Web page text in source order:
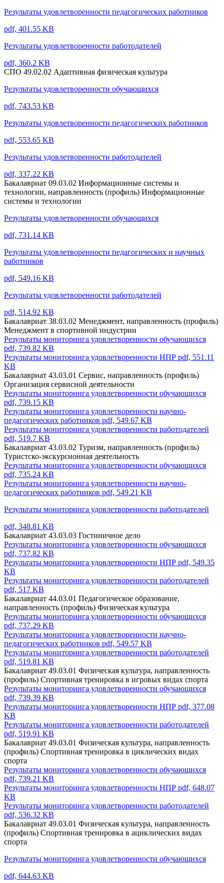
Результаты удовлетворенности педагогических работников
pdf, 401.55 KB
Результаты удовлетворенности работодателей
pdf, 360.2 KB
СПО 49.02.02 Адаптивная физическая культура
Результаты удовлетворенности обучающихся
pdf, 743.53 KB
Результаты удовлетворенности педагогических работников
pdf, 553.65 KB
Результаты удовлетворенности работодателей
pdf, 337.22 KB
Бакалавриат 09.03.02 Информационные системы и
технологии, направленность (профиль) Информационные
системы и технологии
Результаты удовлетворенности обучающихся
pdf, 731.14 KB
Результаты удовлетворенности педагогических и научных
работников
pdf, 549.16 KB
Результаты удовлетворенности работодателей
pdf, 514.92 KB
Бакалавриат 38.03.02 Менеджмент, направленность (профиль)
Менеджмент в спортивной индустрии
Результаты мониторинга удовлетворенности обучающихся
pdf, 739.82 KB
Результаты мониторинга удовлетворенности НПР pdf, 551.11
KB
Бакалавриат 43.03.01 Сервис, направленность (профиль)
Организация сервисной деятельности
Результаты мониторинга удовлетворенности обучающихся
pdf, 739.15 KB
Результаты мониторинга удовлетворенности научно-
педагогических работников pdf, 549.67 KB
Результаты мониторинга удовлетворенности работодателей
pdf, 519.7 KB
Бакалавриат 43.03.02 Туризм, направленность (профиль)
Туристско-экскурсионная деятельность
Результаты мониторинга удовлетворенности обучающихся
pdf, 735.24 KB
Результаты мониторинга удовлетворенности научно-
педагогических работников pdf, 549.21 KB
Результаты мониторинга удовлетворенности работодателей
pdf, 348.81 KB
Бакалавриат 43.03.03 Гостиничное дело
Результаты мониторинга удовлетворенности обучающихся
pdf, 737.82 KB
Результаты мониторинга удовлетворенности НПР pdf, 549.35
KB
Результаты мониторинга удовлетворенности работодателей
pdf, 517 KB
Бакалавриат 44.03.01 Педагогическое образование,
направленность (профиль) Физическая культура
Результаты мониторинга удовлетворенности обучающихся
pdf, 737.29 KB
Результаты мониторинга удовлетворенности научно-
педагогических работников pdf, 549.57 KB
Результаты мониторинга удовлетворенности работодателей
pdf, 519.81 KB
Бакалавриат 49.03.01 Физическая культура, направленность
(профиль) Спортивная тренировка в игровых видах спорта
Результаты мониторинга удовлетворенности обучающихся
pdf, 739.39 KB
Результаты мониторинга удовлетворенности НПР pdf, 377.08
KB
Результаты мониторинга удовлетворенности работодателей
pdf, 519.91 KB
Бакалавриат 49.03.01 Физическая культура, направленность
(профиль) Спортивная тренировка в циклических видах
спорта
Результаты мониторинга удовлетворенности обучающихся
pdf, 739.21 KB
Результаты мониторинга удовлетворенности НПР pdf, 648.07
KB
Результаты мониторинга удовлетворенности работодателей
pdf, 536.32 KB
Бакалавриат 49.03.01 Физическая культура, направленность
(профиль) Спортивная тренировка в ациклических видах
спорта
Результаты мониторинга удовлетворенности обучающихся
pdf, 644.63 KB